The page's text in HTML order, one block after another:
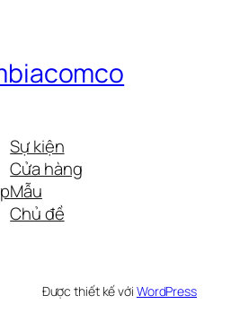
Sự kiện
Cửa hàng
Mẫu
Chủ đề
Được thiết kế với WordPress